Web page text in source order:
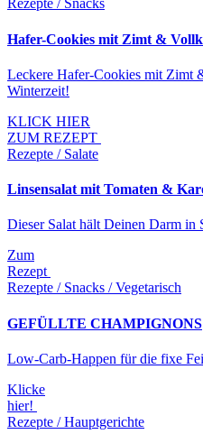
Rezepte / Snacks
Hafer-Cookies mit Zimt &
Leckere Hafer-Cookies mit Zimt
Winterzeit!
KLICK HIER
ZUM REZEPT
Rezepte / Salate
Linsensalat mit Tomaten &
Dieser Salat hält Deinen Darm in
Zum
Rezept
Rezepte / Snacks / Vegetarisch
GEFÜLLTE CHAMPIGNONS
Low-Carb-Happen für die fixe
Klicke
hier!
Rezepte / Hauptgerichte